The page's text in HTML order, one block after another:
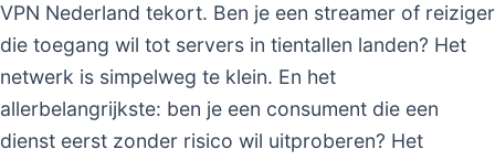
VPN Nederland tekort. Ben je een streamer of reiziger
die toegang wil tot servers in tientallen landen? Het
netwerk is simpelweg te klein. En het
allerbelangrijkste: ben je een consument die een
dienst eerst zonder risico wil uitproberen? Het